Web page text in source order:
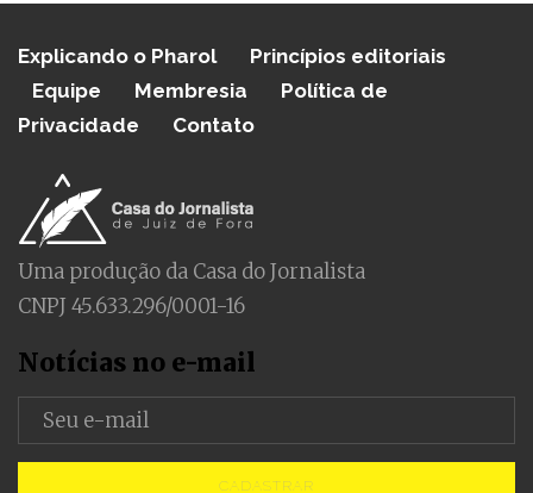
Explicando o Pharol
Princípios editoriais
Equipe
Membresia
Política de
Privacidade
Contato
Uma produção da Casa do Jornalista
CNPJ 45.633.296/0001-16
Notícias no e-mail
CADASTRAR